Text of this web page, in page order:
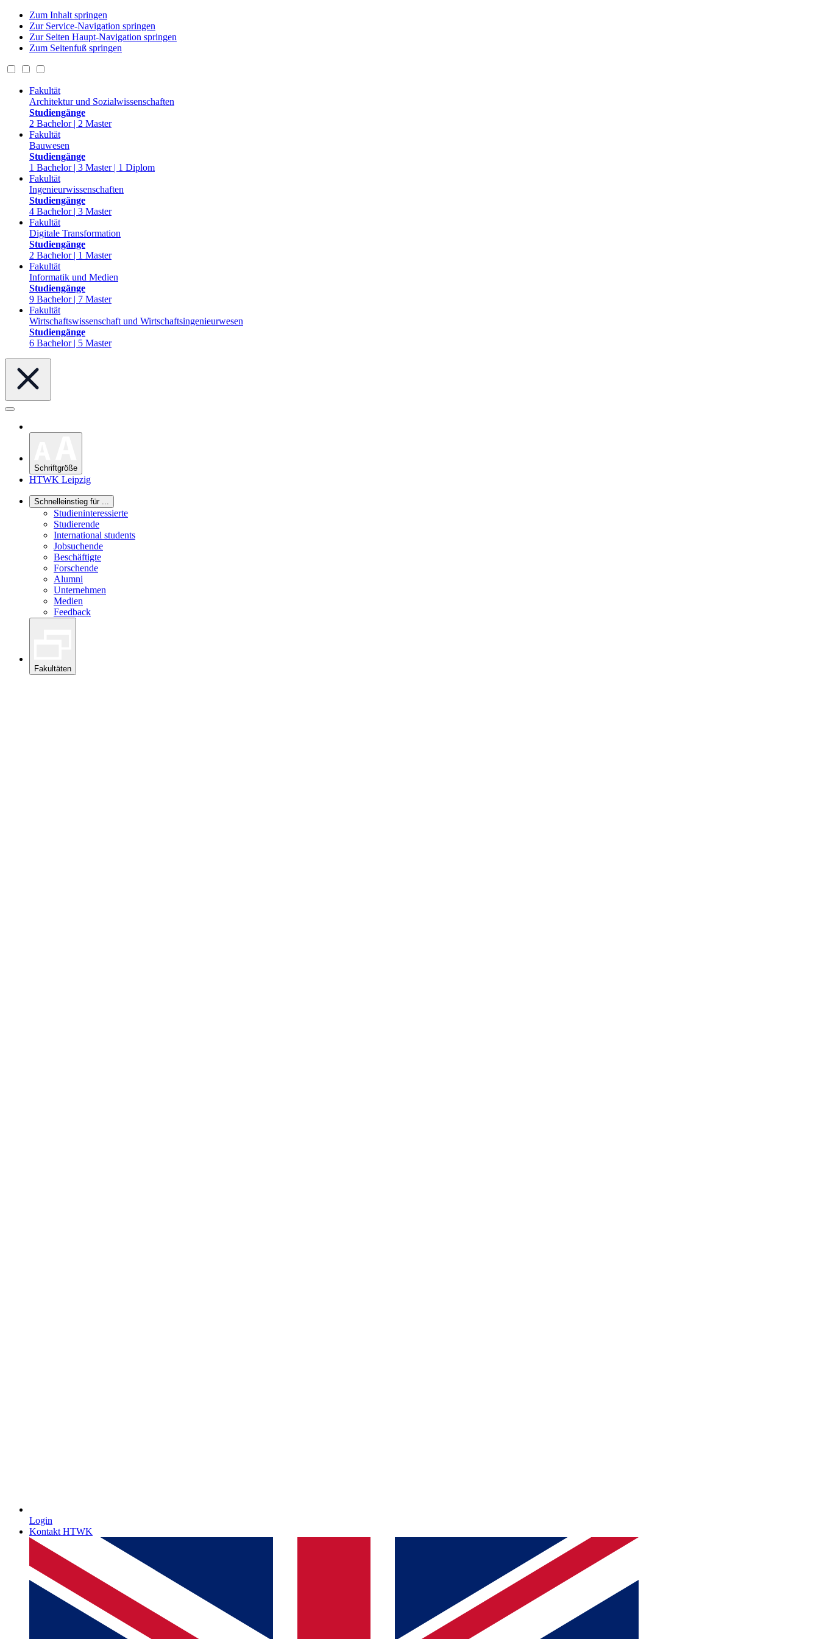
Zum Inhalt springen
Zur Service-Navigation springen
Zur Seiten Haupt-Navigation springen
Zum Seitenfuß springen
Fakultät
Architektur und Sozialwissenschaften
Studiengänge
2 Bachelor | 2 Master
Fakultät
Bauwesen
Studiengänge
1 Bachelor | 3 Master | 1 Diplom
Fakultät
Ingenieurwissenschaften
Studiengänge
4 Bachelor | 3 Master
Fakultät
Digitale Transformation
Studiengänge
2 Bachelor | 1 Master
Fakultät
Informatik und Medien
Studiengänge
9 Bachelor | 7 Master
Fakultät
Wirtschaftswissenschaft und Wirtschaftsingenieurwesen
Studiengänge
6 Bachelor | 5 Master
Schriftgröße
HTWK Leipzig
Schnelleinstieg für ...
Studieninteressierte
Studierende
International students
Jobsuchende
Beschäftigte
Forschende
Alumni
Unternehmen
Medien
Feedback
Fakultäten
Login
Kontakt HTWK